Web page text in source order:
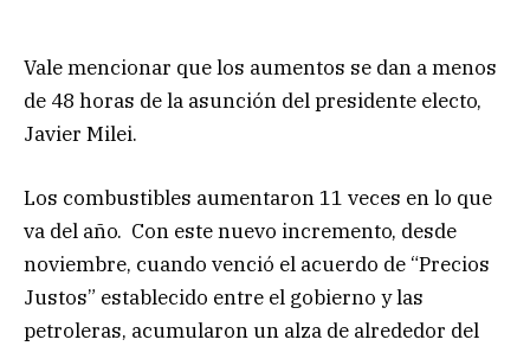
Vale mencionar que los aumentos se dan a menos
de 48 horas de la asunción del presidente electo,
Javier Milei.
Los combustibles aumentaron 11 veces en lo que
va del año. Con este nuevo incremento, desde
noviembre, cuando venció el acuerdo de “Precios
Justos” establecido entre el gobierno y las
petroleras, acumularon un alza de alrededor del